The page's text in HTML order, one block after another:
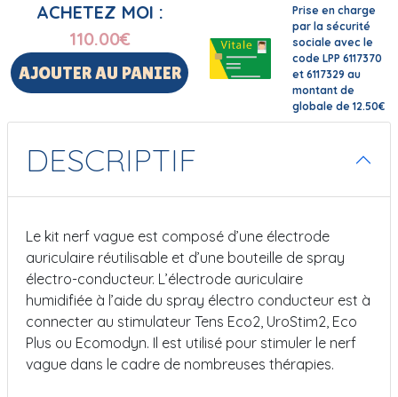
ACHETEZ MOI :
110.00€
AJOUTER AU PANIER
Prise en charge
par la sécurité
sociale avec le
code LPP 6117370
et 6117329 au
montant de
globale de 12.50€
DESCRIPTIF
Le kit nerf vague est composé d’une électrode
auriculaire réutilisable et d’une bouteille de spray
électro-conducteur. L’électrode auriculaire
humidifiée à l’aide du spray électro conducteur est à
connecter au stimulateur Tens Eco2, UroStim2, Eco
Plus ou Ecomodyn. Il est utilisé pour stimuler le nerf
vague dans le cadre de nombreuses thérapies.